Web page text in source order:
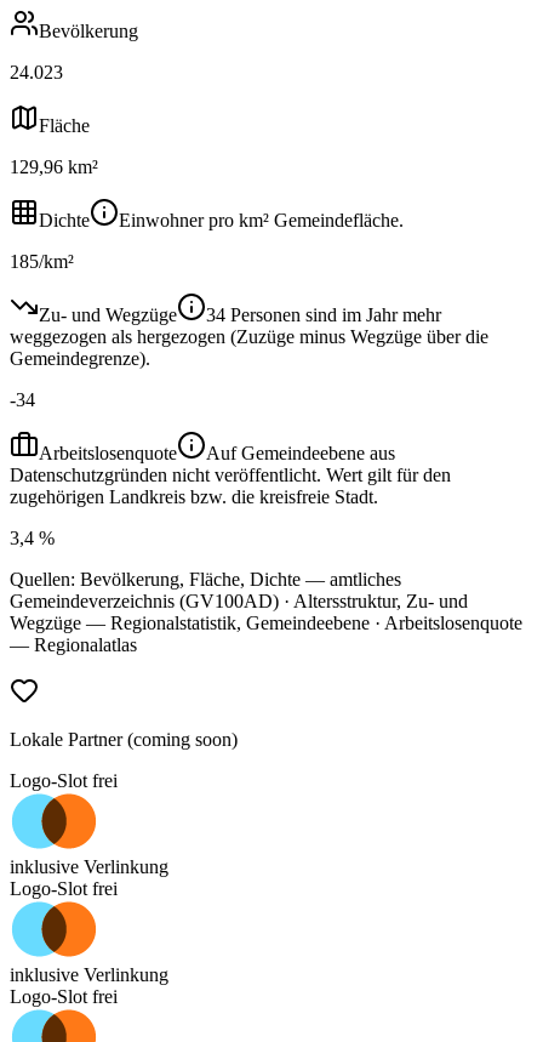
Bevölkerung
24.023
Fläche
129,96 km²
Dichte
Einwohner pro km² Gemeindefläche.
185/km²
Zu- und Wegzüge
34 Personen sind im Jahr mehr
weggezogen als hergezogen (Zuzüge minus Wegzüge über die
Gemeindegrenze).
-34
Arbeitslosenquote
Auf Gemeindeebene aus
Datenschutzgründen nicht veröffentlicht. Wert gilt für den
zugehörigen Landkreis bzw. die kreisfreie Stadt.
3,4 %
Quellen: Bevölkerung, Fläche, Dichte — amtliches
Gemeindeverzeichnis (GV100AD) · Altersstruktur, Zu- und
Wegzüge — Regionalstatistik, Gemeindeebene · Arbeitslosenquote
— Regionalatlas
Lokale Partner (coming soon)
Logo-Slot frei
inklusive Verlinkung
Logo-Slot frei
inklusive Verlinkung
Logo-Slot frei